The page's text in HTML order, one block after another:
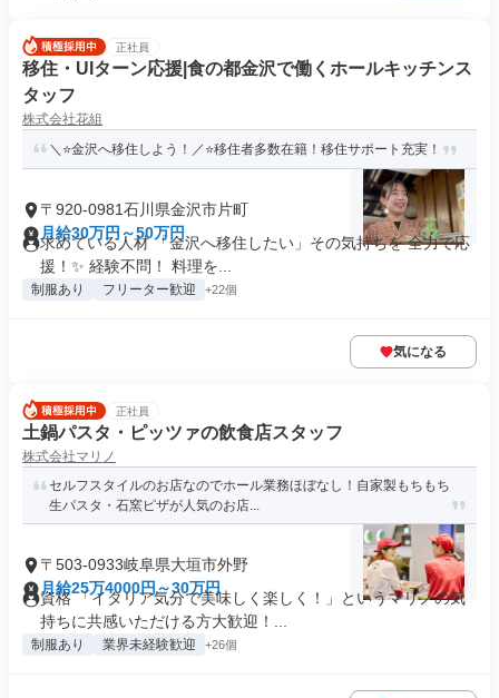
正社員
移住・UIターン応援|食の都金沢で働くホールキッチンス
タッフ
株式会社花組
＼⭐金沢へ移住しよう！／⭐移住者多数在籍！移住サポート充実！
〒920-0981石川県金沢市片町
月給30万円～50万円
求めている人材 「金沢へ移住したい」その気持ちを 全力で応
援！✨ 経験不問！ 料理を...
制服あり フリーター歓迎 +22個
気になる
正社員
土鍋パスタ・ピッツァの飲食店スタッフ
株式会社マリノ
セルフスタイルのお店なのでホール業務ほぼなし！自家製もちもち
生パスタ・石窯ピザが人気のお店...
〒503-0933岐阜県大垣市外野
月給25万4000円～30万円
資格 「イタリア気分で美味しく楽しく！」というマリノの気
持ちに共感いただける方大歓迎！...
制服あり 業界未経験歓迎 +26個